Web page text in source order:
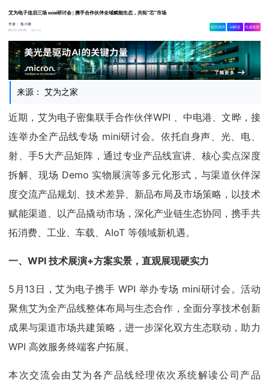
艾为电子连启三场 mini研讨会 | 携手合作伙伴全域赋能生态，共拓“芯”市场
作者：集小微
05-15 19:43
4.2w
相关舆情 AI解读 生成海报
来源： 艾为之家
近期，艾为电子密集联手合作伙伴WPI 、中电港、文晔，接
连举办全产品线专场 mini研讨会。依托自身声、光、电、
射、手5大产品矩阵，通过专业产品线宣讲、核心卖点深度
拆解、现场 Demo 实物展演等多元化形式，与渠道伙伴深
度交流产品规划、技术差异、新品布局及市场策略，以技术
赋能渠道、以产品撬动市场，深化产业链生态协同，携手共
拓消费、工业、车载、AIoT 等领域新机遇。
一、WPI 技术展演+方案实景，直观展现硬实力
5月13日，艾为电子携手 WPI 举办专场 mini研讨会。活动
聚焦艾为全产品线整体布局与生态合作，全面分享技术创新
成果与渠道市场共建策略，进一步深化双方生态联动，助力
WPI 高效服务终端客户拓展。
本次交流会由艾为各产品线经理依次系统解读公司产品